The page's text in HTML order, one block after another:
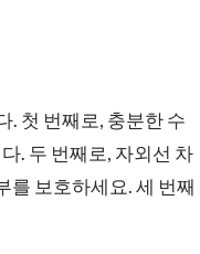
. 첫 번째로, 충분한 수
. 두 번째로, 자외선 차
를 보호하세요. 세 번째